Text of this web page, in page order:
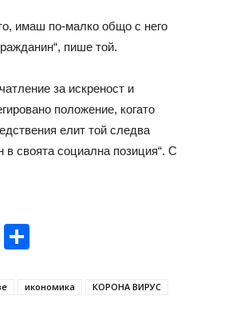
имаш по-малко общо с него
пише той.
за искреност и
положение, когато
елит той следва
в своята социална позиция“. С
Email
икономика
КОРОНА ВИРУС